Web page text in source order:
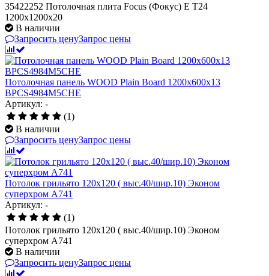
35422252 Потолочная плита Focus (Фокус) E T24
1200x1200x20
В наличии
Запросить ценуЗапрос цены
Потолочная панель WOOD Plain Board 1200x600x13
BPCS4984M5CHE
Артикул: -
(1)
В наличии
Запросить ценуЗапрос цены
Потолок грильято 120х120 ( выс.40/шир.10) Эконом
суперхром А741
Артикул: -
(1)
Потолок грильято 120х120 ( выс.40/шир.10) Эконом
суперхром А741
В наличии
Запросить ценуЗапрос цены